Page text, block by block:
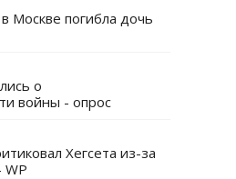
Москве погибла дочь
о
войны - опрос
Хегсета из-за
WP